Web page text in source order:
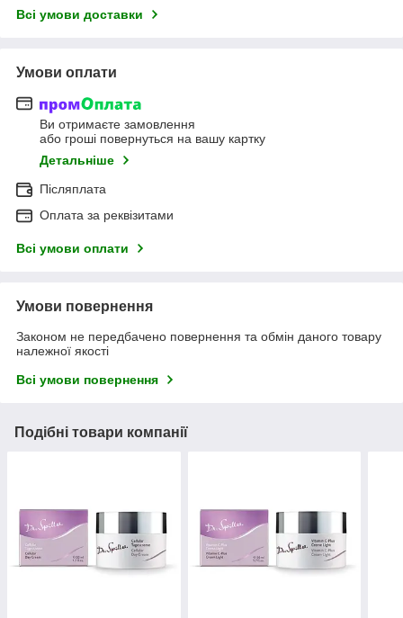
Всі умови доставки
Умови оплати
Ви отримаєте замовлення
або гроші повернуться на вашу картку
Детальніше
Післяплата
Оплата за реквізитами
Всі умови оплати
Умови повернення
Законом не передбачено повернення та обмін даного товару
належної якості
Всі умови повернення
Подібні товари компанії